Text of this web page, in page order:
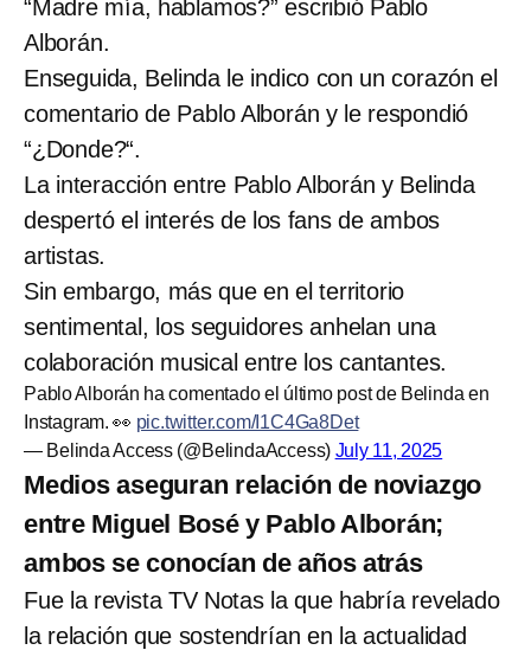
“Madre mía, hablamos?” escribió Pablo
Alborán.
Enseguida, Belinda le indico con un corazón el
comentario de Pablo Alborán y le respondió
“¿Donde?“.
La interacción entre Pablo Alborán y Belinda
despertó el interés de los fans de ambos
artistas.
Sin embargo, más que en el territorio
sentimental, los seguidores anhelan una
colaboración musical entre los cantantes.
Pablo Alborán ha comentado el último post de Belinda en
Instagram. 👀 pic.twitter.com/I1C4Ga8Det
— Belinda Access (@BelindaAccess) July 11, 2025
Medios aseguran relación de noviazgo
entre Miguel Bosé y Pablo Alborán;
ambos se conocían de años atrás
Fue la revista TV Notas la que habría revelado
la relación que sostendrían en la actualidad